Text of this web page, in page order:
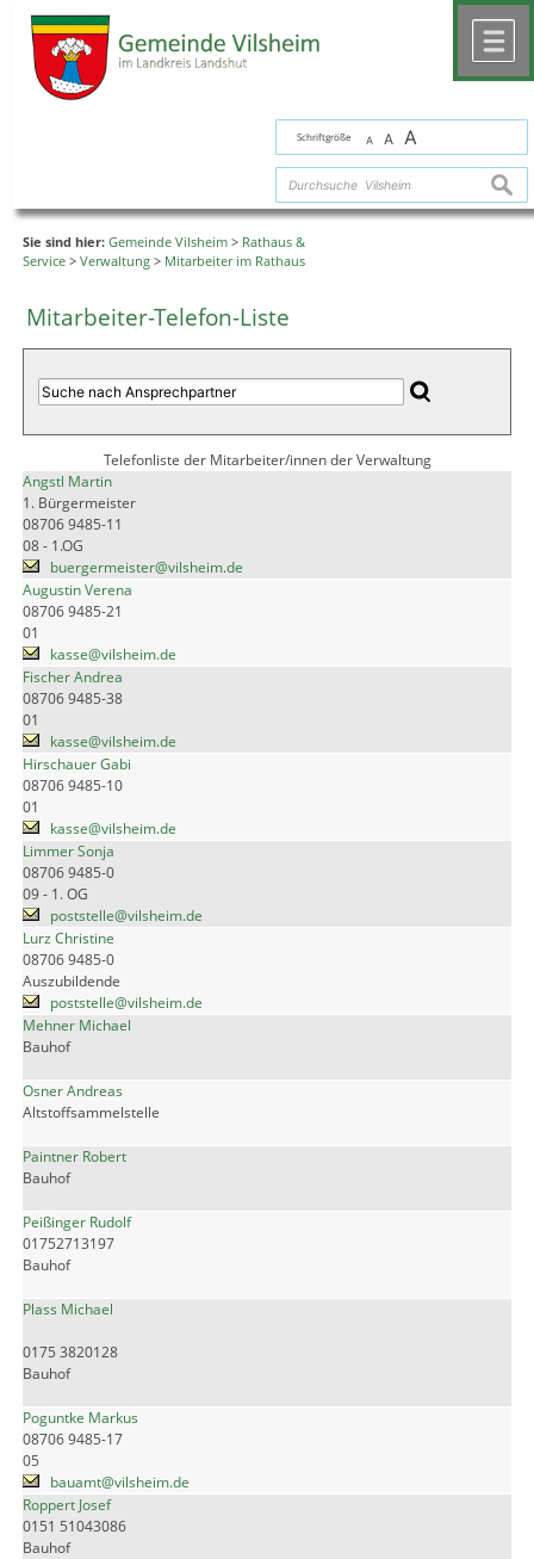
Schriftgröße A A A
Sie sind hier: Gemeinde Vilsheim > Rathaus &
Service > Verwaltung > Mitarbeiter im Rathaus
Mitarbeiter-Telefon-Liste
Telefonliste der Mitarbeiter/innen der Verwaltung
Angstl Martin
1. Bürgermeister
08706 9485-11
08 - 1.OG
buergermeister@vilsheim.de
Augustin Verena
08706 9485-21
01
kasse@vilsheim.de
Fischer Andrea
08706 9485-38
01
kasse@vilsheim.de
Hirschauer Gabi
08706 9485-10
01
kasse@vilsheim.de
Limmer Sonja
08706 9485-0
09 - 1. OG
poststelle@vilsheim.de
Lurz Christine
08706 9485-0
Auszubildende
poststelle@vilsheim.de
Mehner Michael
Bauhof
Osner Andreas
Altstoffsammelstelle
Paintner Robert
Bauhof
Peißinger Rudolf
01752713197
Bauhof
Plass Michael
0175 3820128
Bauhof
Poguntke Markus
08706 9485-17
05
bauamt@vilsheim.de
Roppert Josef
0151 51043086
Bauhof